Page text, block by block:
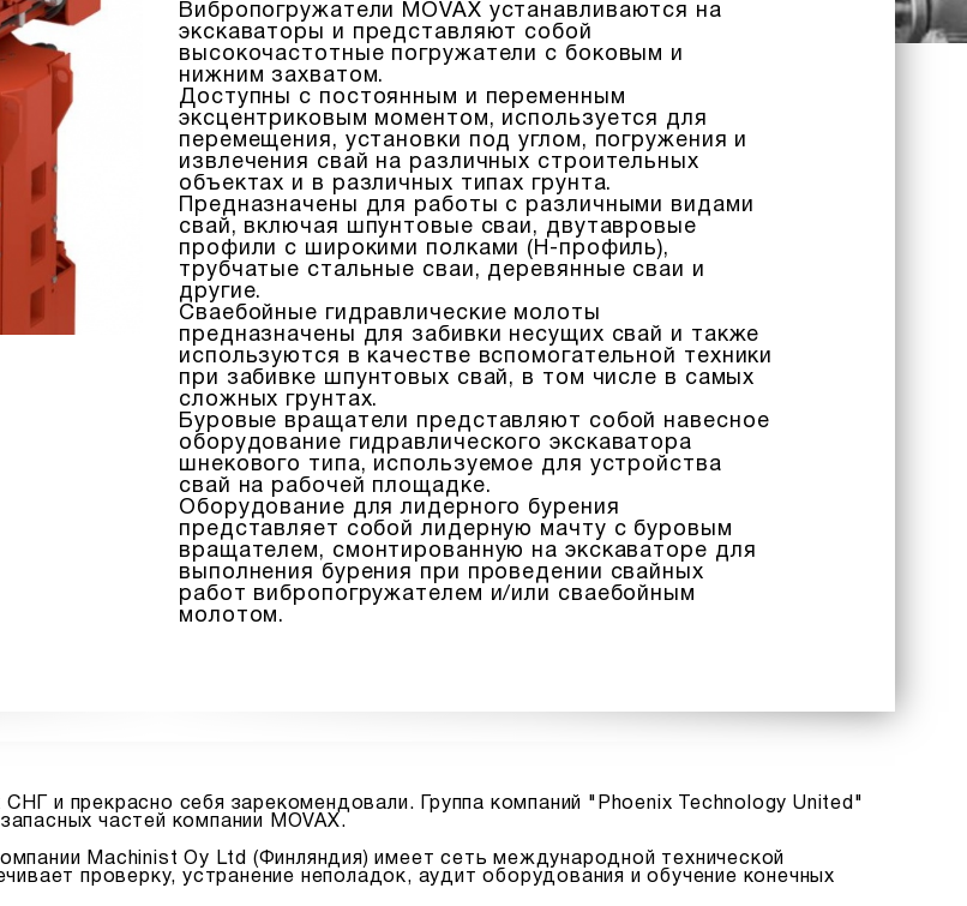
Вибропогружатели MOVAX устанавливаются на
экскаваторы и представляют собой
высокочастотные погружатели с боковым и
нижним захватом.
Доступны с постоянным и переменным
эксцентриковым моментом, используется для
перемещения, установки под углом, погружения и
извлечения свай на различных строительных
объектах и в различных типах грунта.
Предназначены для работы с различными видами
свай, включая шпунтовые сваи, двутавровые
профили с широкими полками (H-профиль),
трубчатые стальные сваи, деревянные сваи и
другие.
Сваебойные гидравлические молоты
предназначены для забивки несущих свай и также
используются в качестве вспомогательной техники
при забивке шпунтовых свай, в том числе в самых
сложных грунтах.
Буровые вращатели представляют собой навесное
оборудование гидравлического экскаватора
шнекового типа, используемое для устройства
свай на рабочей площадке.
Оборудование для лидерного бурения
представляет собой лидерную мачту с буровым
вращателем, смонтированную на экскаваторе для
выполнения бурения при проведении свайных
работ вибропогружателем и/или сваебойным
молотом.
и прекрасно себя зарекомендовали. Группа компаний "Phoenix Technology United"
частей компании MOVAX.
Machinist Oy Ltd (Финляндия) имеет сеть международной технической
проверку, устранение неполадок, аудит оборудования и обучение конечных